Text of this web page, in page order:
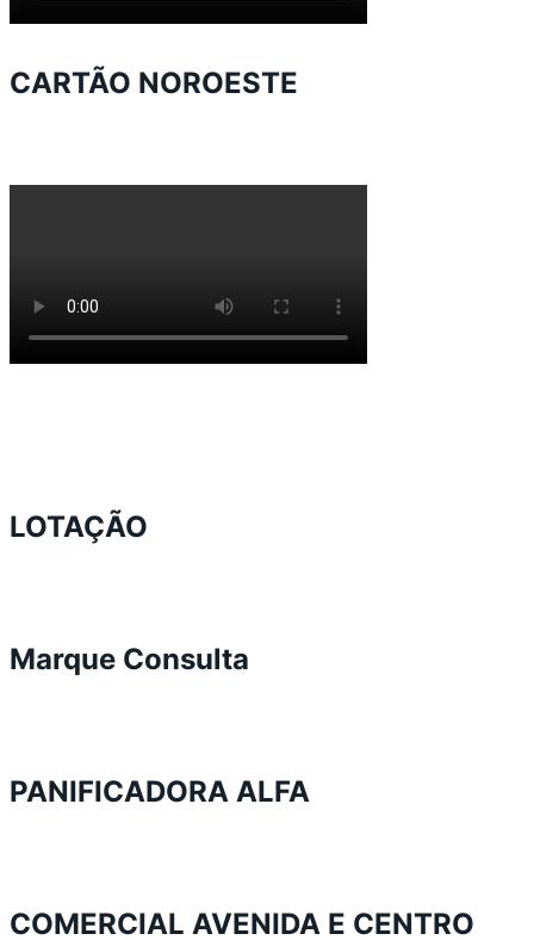
CARTÃO NOROESTE
LOTAÇÃO
Marque Consulta
PANIFICADORA ALFA
COMERCIAL AVENIDA E CENTRO